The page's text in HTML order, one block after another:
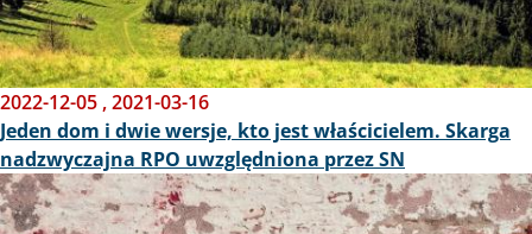
2022-12-05 ,2021-03-16
Jeden dom i dwie wersje, kto jest właścicielem. Skarga
nadzwyczajna RPO uwzględniona przez SN
Obraz